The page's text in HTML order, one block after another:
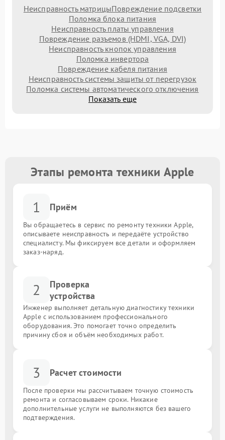
Неисправность матрицыПовреждение подсветки
Поломка блока питания
Неисправность платы управления
Повреждение разъемов (HDMI, VGA, DVI)
Неисправность кнопок управления
Поломка инвертора
Повреждение кабеля питания
Неисправность системы защиты от перегрузок
Поломка системы автоматического отключения
Показать еще
Этапы ремонта техники Apple
1 Приём
Вы обращаетесь в сервис по ремонту техники Apple,
описываете неисправность и передаёте устройство
специалисту. Мы фиксируем все детали и оформляем
заказ-наряд.
2
Проверка
устройства
Инженер выполняет детальную диагностику техники
Apple с использованием профессионального
оборудования. Это помогает точно определить
причину сбоя и объём необходимых работ.
3 Расчет стоимости
После проверки мы рассчитываем точную стоимость
ремонта и согласовываем сроки. Никакие
дополнительные услуги не выполняются без вашего
подтверждения.